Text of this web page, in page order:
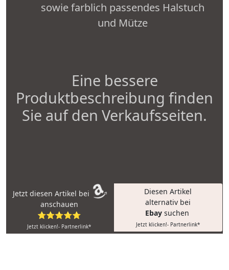
sowie farblich passendes Halstuch
und Mütze
Eine bessere
Produktbeschreibung finden
Sie auf den Verkaufsseiten.
Jetzt diesen Artikel bei
anschauen
⭐⭐⭐⭐⭐
Jetzt klicken!- Partnerlink*
Diesen Artikel
alternativ bei
Ebay suchen
Jetzt klicken!- Partnerlink*